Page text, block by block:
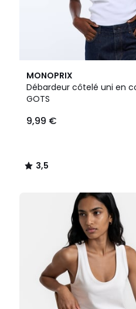
MONOPRIX
Débardeur côtelé uni en
GOTS
€.
9,99 €
3,5
/ 5
8
Couleurs
3,5
/